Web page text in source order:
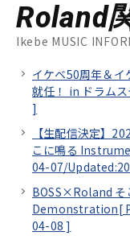
Roland
Ikebe MUSIC
イケベ50周年＆イ
就任！ in ドラム
]
【生配信決定】
こに鳴る
04-07/
BOSS×Roland
Demonstration[
04-08 ]